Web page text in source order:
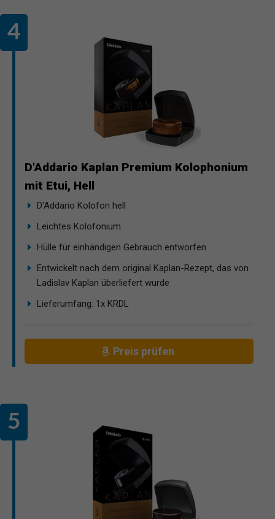
D'Addario Kaplan Premium Kolophonium
mit Etui, Hell
D'Addario Kolofon hell
Leichtes Kolofonium
Hülle für einhändigen Gebrauch entworfen
Entwickelt nach dem original Kaplan-Rezept, das von
Ladislav Kaplan überliefert wurde
Lieferumfang: 1x KRDL
Preis prüfen